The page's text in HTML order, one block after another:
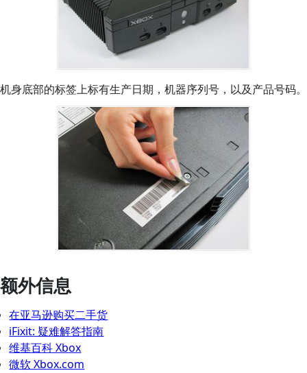
机身底部的标签上标有生产日期，机器序列号，以及产品号码。
额外信息
在亚马逊购买二手货
iFixit: 疑难解答指南
维基百科 Xbox
微软 Xbox.com